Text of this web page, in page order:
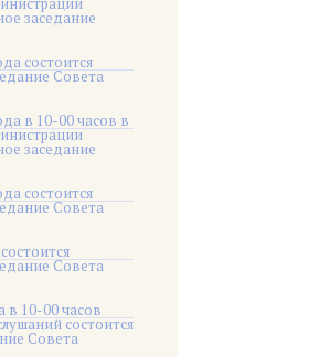
заседание
состоится
Совета
в 10-00 часов в
заседание
состоится
Совета
Совета
в 10-00 часов
состоится
Совета